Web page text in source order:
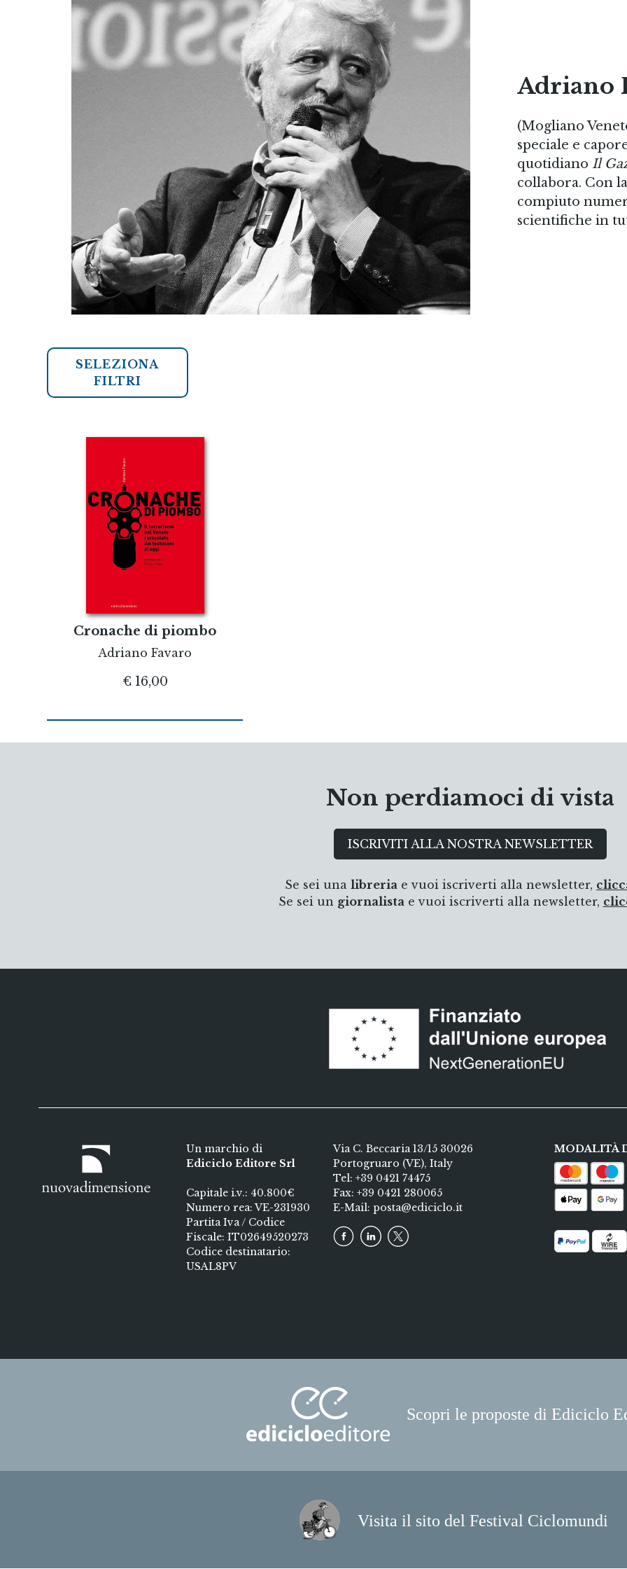
Adriano
(Mogliano
speciale e
quotidiano Il
collabora. Con
compiuto
scientifiche in
SELEZIONA
FILTRI
Cronache di piombo
Adriano Favaro
€ 16,00
Non perdiamoci di vista
ISCRIVITI ALLA NOSTRA NEWSLETTER
Se sei una libreria e vuoi iscriverti alla newsletter,
Se sei un giornalistae vuoi iscriverti alla newsletter,
Un marchio di
Ediciclo Editore Srl
Capitale i.v.: 40.800€
Numero rea: VE-231930
Partita Iva / Codice
Fiscale: IT02649520273
Codice destinatario:
USAL8PV
Via C. Beccaria 13/15 30026
Portogruaro (VE), Italy
Tel:+39 0421 74475
Fax: +39 0421 280065
E-Mail:posta@ediciclo.it
MODALITÀ